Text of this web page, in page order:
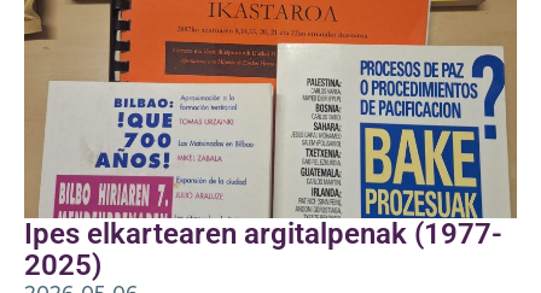
Ipes elkartearen argitalpenak (1977-
2025)